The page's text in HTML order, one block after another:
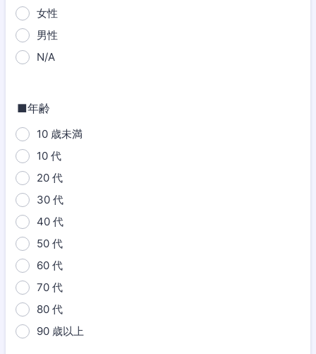
女性
男性
N/A
■年齢
10 歳未満
10 代
20 代
30 代
40 代
50 代
60 代
70 代
80 代
90 歳以上